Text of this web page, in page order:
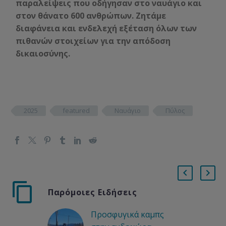
παραλείψεις που οδήγησαν στο ναυάγιο και
στον θάνατο 600 ανθρώπων. Ζητάμε
διαφάνεια και ενδελεχή εξέταση όλων των
πιθανών στοιχείων για την απόδοση
δικαιοσύνης.
2025 featured Ναυάγιο Πύλος
Παρόμοιες Ειδήσεις
Προσφυγικά καμπς